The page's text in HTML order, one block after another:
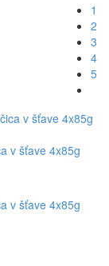
1
2
3
4
5
v šťave 4x85g
v šťave 4x85g